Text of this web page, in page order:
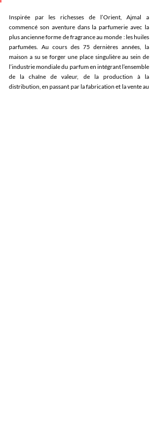
Inspirée par les richesses de l’Orient, Ajmal a
commencé son aventure dans la parfumerie avec la
plus ancienne forme de fragrance au monde : les huiles
parfumées. Au cours des 75 dernières années, la
maison a su se forger une place singulière au sein de
l’industrie mondiale du parfum en intégrant l’ensemble
de la chaîne de valeur, de la production à la
distribution, en passant par la fabrication et la vente au